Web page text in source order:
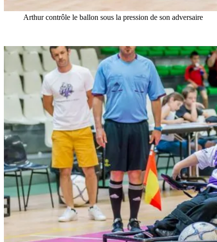
Arthur contrôle le ballon sous la pression de son adversaire